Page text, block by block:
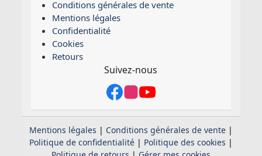
Conditions générales de vente
Mentions légales
Confidentialité
Cookies
Retours
Suivez-nous
Mentions légales | Conditions générales de vente|
Politique de confidentialité| Politique des cookies |